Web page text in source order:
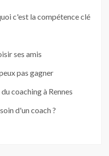
c'est la compétence clé
ses amis
pas gagner
coaching à Rennes
d'un coach ?